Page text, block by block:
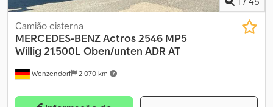
Wenzendorf 2 070 km
Camião cisterna
MERCEDES-BENZActros 2546 MP5
Willig 21.500L Oben/unten ADR AT